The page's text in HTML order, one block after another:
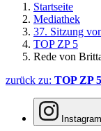
Startseite
Mediathek
37. Sitzung
TOP ZP 5
Rede von
zurück zu: TOP ZP 5
Instagram